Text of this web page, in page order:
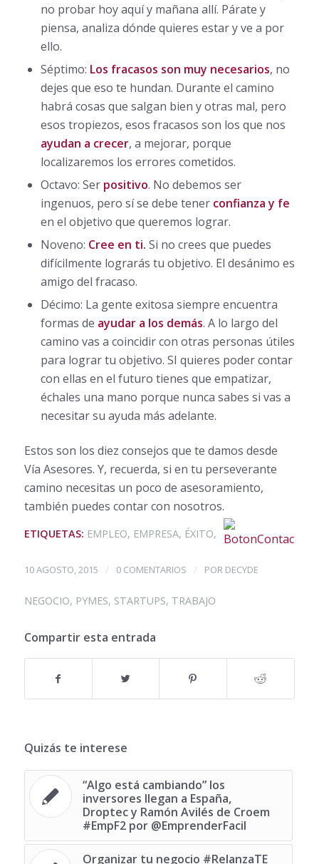
no probar hoy aquí y mañana allí. Párate y
piensa, analiza dónde quieres estar y ve a por
ello.
Séptimo: Los fracasos son muy necesarios, no
dejes que eso te hundan. Durante el camino
habrá cosas que salgan bien y otras mal, pero
esos tropiezos, esos fracasos son los que nos
ayudan a crecer, a mejorar, porque
localizaremos los errores cometidos.
Octavo: Ser positivo. No debemos ser
ingenuos, pero sí se debe tener confianza y fe
en el objetivo que queremos lograr.
Noveno: Cree en ti. Si no crees que puedes
difícilmente lograrás tu objetivo. El desánimo es
amigo del fracaso.
Décimo: La gente exitosa siempre encuentra
formas de ayudar a los demás. A lo largo del
camino vas a coincidir con otras personas útiles
para lograr tu objetivo. SI quieres poder contar
con ellas en el futuro tienes que empatizar,
échales una mano porque nunca sabes si vas a
necesitar su ayuda más adelante.
Estos son los diez consejos que te damos desde
Vía Asesores. Y, recuerda, si en tu perseverante
camino necesitas un poco de asesoramiento,
también puedes contar con nosotros.
10 AGOSTO, 2015 / 0 COMENTARIOS / POR DECYDE
ETIQUETAS: EMPLEO, EMPRESA, ÉXITO,
NEGOCIO, PYMES, STARTUPS, TRABAJO
Compartir esta entrada
Quizás te interese
“Algo está cambiando” los
inversores llegan a España,
Droptec y Ramón Avilés de Croem
#EmpF2 por @EmprenderFacil
Organizar tu negocio #RelanzaTE